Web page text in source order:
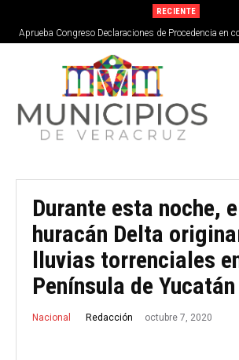
RECIENTE
Aprueba Congreso Declaraciones de Procedencia en
Durante esta noche,
huracán Delta
lluvias torrenciales
Península de Yucatán
Nacional Redacción octubre 7, 2020